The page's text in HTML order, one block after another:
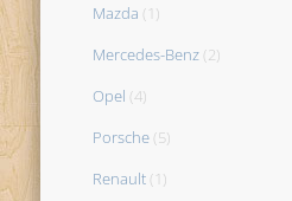
Mazda (1)
Mercedes-Benz (2)
Opel (4)
Porsche (5)
Renault (1)